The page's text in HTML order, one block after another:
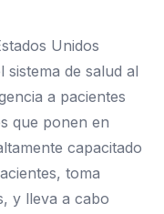
Unidos
de salud al
a pacientes
que ponen en
capacitado
toma
y lleva a cabo